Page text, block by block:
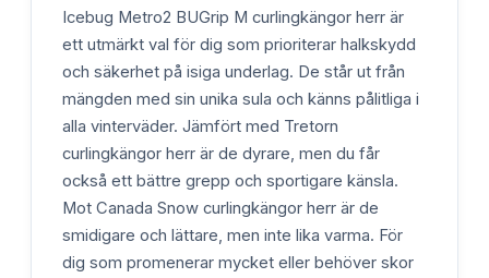
Icebug Metro2 BUGrip M curlingkängor herr är
ett utmärkt val för dig som prioriterar halkskydd
och säkerhet på isiga underlag. De står ut från
mängden med sin unika sula och känns pålitliga i
alla vinterväder. Jämfört med Tretorn
curlingkängor herr är de dyrare, men du får
också ett bättre grepp och sportigare känsla.
Mot Canada Snow curlingkängor herr är de
smidigare och lättare, men inte lika varma. För
dig som promenerar mycket eller behöver skor